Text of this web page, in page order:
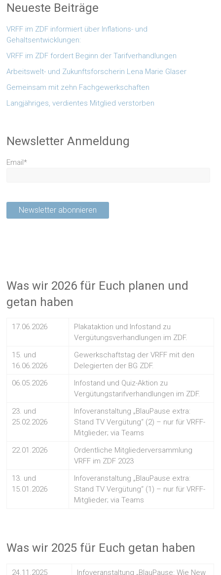
Neueste Beiträge
VRFF im ZDF informiert über Inflations- und
Gehaltsentwicklungen:
VRFF im ZDF fordert Beginn der Tarifverhandlungen
Arbeitswelt- und Zukunftsforscherin Lena Marie Glaser
Gemeinsam mit zehn Fachgewerkschaften
Langjähriges, verdientes Mitglied verstorben
Newsletter Anmeldung
Email*
Was wir 2026 für Euch planen und
getan haben
17.06.2026
Plakataktion und Infostand zu
Vergütungsverhandlungen im ZDF.
15. und
16.06.2026
Gewerkschaftstag der VRFF mit den
Delegierten der BG ZDF.
06.05.2026
Infostand und Quiz-Aktion zu
Vergütungstarifverhandlungen im ZDF.
23. und
25.02.2026
Infoveranstaltung „BlauPause extra:
Stand TV Vergütung“ (2) – nur für VRFF-
Mitglieder; via Teams
22.01.2026
Ordentliche Mitgliederversammlung
VRFF im ZDF 2023
13. und
15.01.2026
Infoveranstaltung „BlauPause extra:
Stand TV Vergütung“ (1) – nur für VRFF-
Mitglieder; via Teams
Was wir 2025 für Euch getan haben
24.11.2025 Infoveranstaltung „BlauPause: Wie New